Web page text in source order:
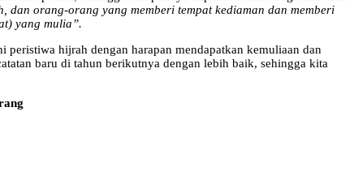
orang-orang yang memberi tempat kediaman dan memberi
yang mulia”.
hijrah dengan harapan mendapatkan kemuliaan dan
baru di tahun berikutnya dengan lebih baik, sehingga kita